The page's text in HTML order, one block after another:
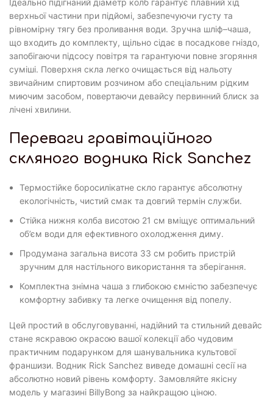
верхньої частини при підйомі, забезпечуючи густу та
рівномірну тягу без проливання води. Зручна шліф–чаша,
що входить до комплекту, щільно сідає в посадкове гніздо,
запобігаючи підсосу повітря та гарантуючи повне згоряння
суміші. Поверхня скла легко очищається від нальоту
звичайним спиртовим розчином або спеціальним рідким
миючим засобом, повертаючи девайсу первинний блиск за
лічені хвилини.
Переваги гравітаційного
скляного водника Rick Sanchez
Термостійке боросилікатне скло гарантує абсолютну
екологічність, чистий смак та довгий термін служби.
Стійка нижня колба висотою 21 см вміщує оптимальний
об’єм води для ефективного охолодження диму.
Продумана загальна висота 33 см робить пристрій
зручним для настільного використання та зберігання.
Комплектна знімна чаша з глибокою ємністю забезпечує
комфортну забивку та легке очищення від попелу.
Цей простий в обслуговуванні, надійний та стильний девайс
стане яскравою окрасою вашої колекції або чудовим
практичним подарунком для шанувальника культової
франшизи. Водник Rick Sanchez виведе домашні сесії на
абсолютно новий рівень комфорту. Замовляйте якісну
модель у магазині BillyBong за найкращою ціною.